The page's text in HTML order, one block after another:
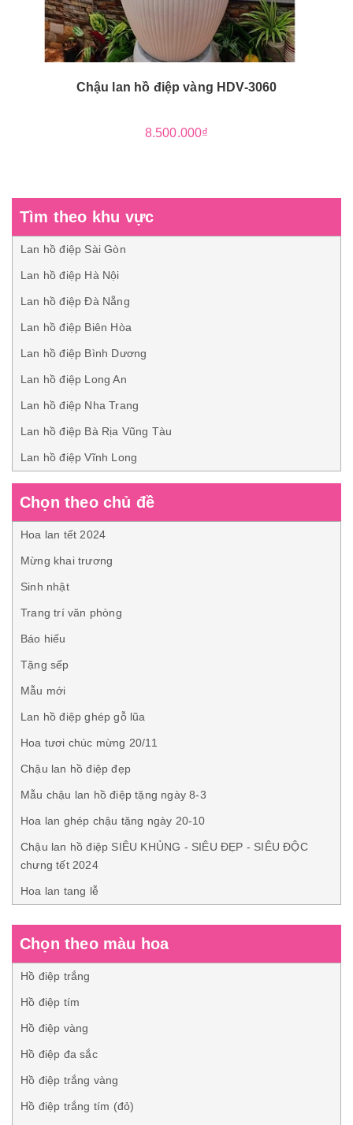
Chậu lan hồ điệp vàng HDV-3060
8.500.000₫
Tìm theo khu vực
Lan hồ điệp Sài Gòn
Lan hồ điệp Hà Nội
Lan hồ điệp Đà Nẵng
Lan hồ điệp Biên Hòa
Lan hồ điệp Bình Dương
Lan hồ điệp Long An
Lan hồ điệp Nha Trang
Lan hồ điệp Bà Rịa Vũng Tàu
Lan hồ điệp Vĩnh Long
Chọn theo chủ đề
Hoa lan tết 2024
Mừng khai trương
Sinh nhật
Trang trí văn phòng
Báo hiếu
Tặng sếp
Mẫu mới
Lan hồ điệp ghép gỗ lũa
Hoa tươi chúc mừng 20/11
Chậu lan hồ điệp đẹp
Mẫu chậu lan hồ điệp tặng ngày 8-3
Hoa lan ghép chậu tặng ngày 20-10
Chậu lan hồ điệp SIÊU KHỦNG - SIÊU ĐẸP - SIÊU ĐỘC
chưng tết 2024
Hoa lan tang lễ
Chọn theo màu hoa
Hồ điệp trắng
Hồ điệp tím
Hồ điệp vàng
Hồ điệp đa sắc
Hồ điệp trắng vàng
Hồ điệp trắng tím (đỏ)